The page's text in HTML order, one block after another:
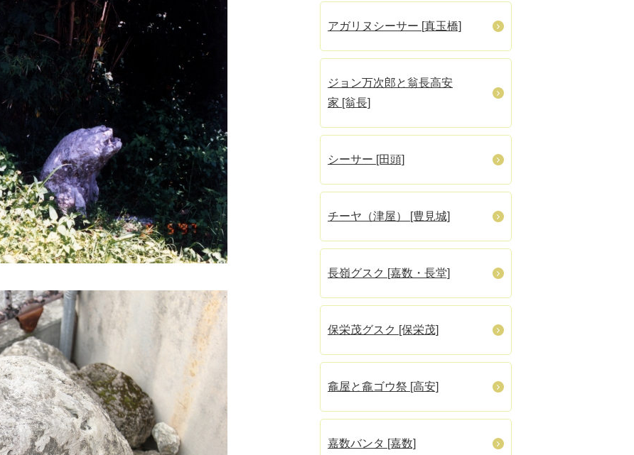
アガリヌシーサー [真玉橋]
ジョン万次郎と翁長高安
家 [翁長]
シーサー [田頭]
チーヤ（津屋） [豊見城]
長嶺グスク [嘉数・長堂]
保栄茂グスク [保栄茂]
龕屋と龕ゴウ祭 [高安]
嘉数バンタ [嘉数]